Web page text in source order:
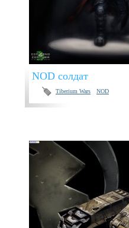
NOD солдат
Tiberium Wars NOD